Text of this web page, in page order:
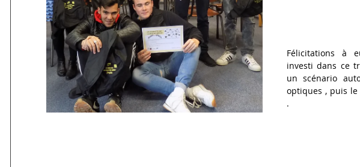
Félicitations à
investi dans ce
un scénario
optiques , puis
.